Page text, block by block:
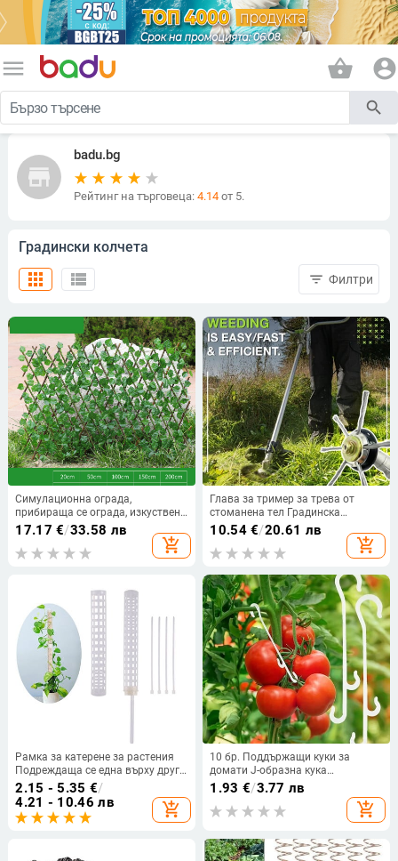
menu shopping_basket account_circle
search
store
badu.bg
Рейтинг на търговеца: 4.14от 5.
Градински колчета
view_list
apps filter_list Филтри
Симулационна ограда,
прибираща се ограда, изкуствени
цветя и зелени листа, външна
стена на двора, предпазен
парапет, декоративни листа за
17.17 €/33.58 лв
add_shopping_cart
Глава за тример за трева от
стоманена тел Градинска
косачка за трева Тример за
трева Реза за четки Тримерна
глава Аксесоари за градинска
10.54€/20.61 лв
add_shopping_cart
Рамка за катерене за растения
Подреждаща се една върху друга
растителна пръчка от мъх
Издълбан дизайн Стълб за мъх
Саксийни растения Поддържаща
пръчка за катерене градински
2.15 - 5.35 €/
4.21 - 10.46 лв
add_shopping_cart
10 бр. Поддържащи куки за
домати J-образна кука
Поддържащи щипки
Предотвратяват счупването или
падането на клоните на
доматите Подпора Pour Plante
1.93 €/3.77 лв
add_shopping_cart